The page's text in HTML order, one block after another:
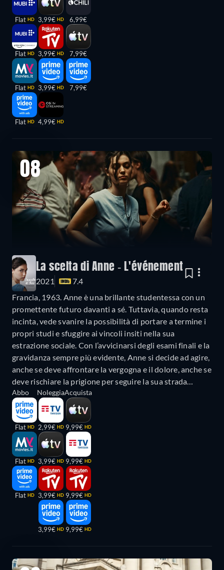
Flat HD
Flat HD
Flat HD
Flat HD
3,99€ HD
3,99€ HD
3,99€ HD
4,99€ HD
6,99€
7,99€
7,99€
08
La scelta di Anne - L'événement
2021
7.4
Francia, 1963. Anne è una brillante studentessa con un
promettente futuro davanti a sé. Tuttavia, quando resta
incinta, vede svanire la possibilità di portare a termine i
propri studi e sfuggire ai vincoli insiti nella sua
estrazione sociale. Con l’avvicinarsi degli esami finali e la
gravidanza sempre più evidente, Anne si decide ad agire,
anche se deve affrontare la vergogna e il dolore, anche se
deve rischiare la prigione per seguire la sua strada…
Abbo
Flat HD
Flat HD
Flat HD
Noleggia
2,99€ HD
3,99€ HD
3,99€ HD
3,99€ HD
Acquista
9,99€ HD
9,99€ HD
9,99€ HD
9,99€ HD